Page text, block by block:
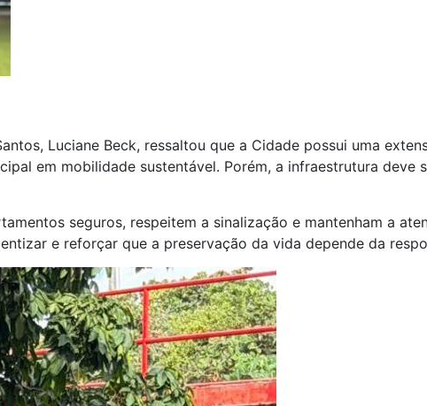
Luciane Beck, ressaltou que a Cidade possui uma
em mobilidade sustentável. Porém, a infraestrutura
seguros, respeitem a sinalização e mantenham a
e reforçar que a preservação da vida depende da